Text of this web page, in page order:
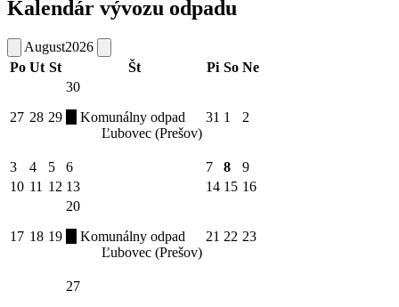
Kalendár vývozu odpadu
August2026
Po Ut St Št Pi So Ne
27 28 29
30
Komunálny odpad
Ľubovec (Prešov)
31 1 2
3 4 5 6 7 8
9
10 11 12 13 14 15 16
17 18 19
20
Komunálny odpad
Ľubovec (Prešov)
21 22 23
27